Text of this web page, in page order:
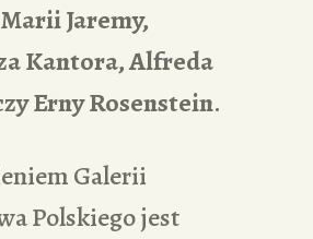
Jaremy,
Kantora, Alfreda
Erny Rosenstein.
Galerii
Polskiego jest